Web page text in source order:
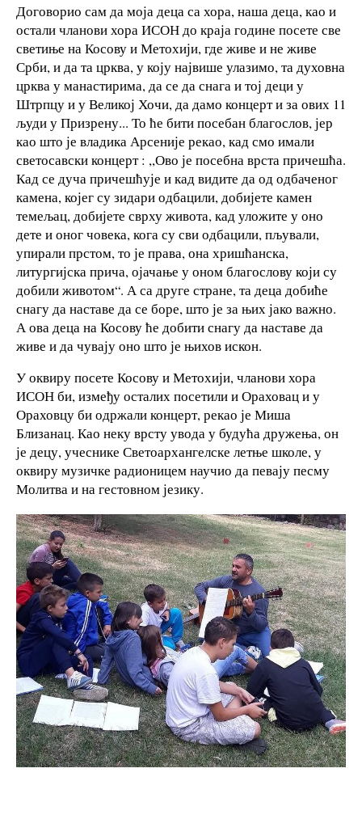
Договорио сам да моја деца са хора, наша деца, као и
остали чланови хора ИСОН до краја године посете све
светиње на Косову и Метохији, где живе и не живе
Срби, и да та црква, у коју највише улазимо, та духовна
црква у манастирима, да се да снага и тој деци у
Штрпцу и у Великој Хочи, да дамо концерт и за ових 11
људи у Призрену... То ће бити посебан благослов, јер
као што је владика Арсеније рекао, кад смо имали
светосавски концерт : ,,Ово је посебна врста причешћа.
Кад се дуча причешћује и кад видите да од одбаченог
камена, којег су зидари одбацили, добијете камен
темељац, добијете сврху живота, кад уложите у оно
дете и оног човека, кога су сви одбацили, пљували,
упирали прстом, то је права, она хришћанска,
литургијска прича, ојачање у оном благослову који су
добили животом“. А са друге стране, та деца добиће
снагу да наставе да се боре, што је за њих јако важно.
А ова деца на Косову ће добити снагу да наставе да
живе и да чувају оно што је њихов искон.
У оквиру посете Косову и Метохији, чланови хора
ИСОН би, између осталих посетили и Ораховац и у
Ораховцу би одржали концерт, рекао је Миша
Близанац. Као неку врсту увода у будућа дружења, он
је децу, учеснике Светоархангелске летње школе, у
оквиру музичке радионицем научио да певају песму
Молитва и на гестовном језику.